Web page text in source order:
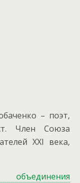
– поэт,
Член Союза
ХХI века,
объединения